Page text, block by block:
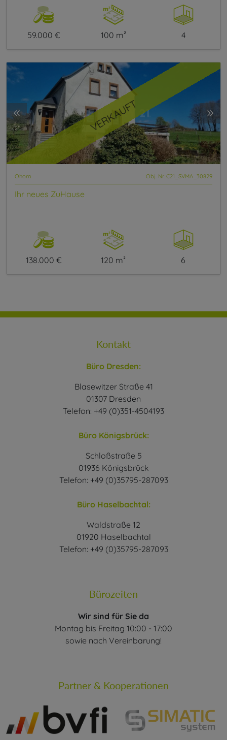
59.000 € 100 m² 4
VERKAUFT
Ohorn Obj. Nr. C21_SVMA_30829
Ihr neues ZuHause
138.000 € 120 m² 6
Kontakt
Büro Dresden:
Blasewitzer Straße 41
01307 Dresden
Telefon: +49 (0)351-4504193
Büro Königsbrück:
Schloßstraße 5
01936 Königsbrück
Telefon: +49 (0)35795-287093
Büro Haselbachtal:
Waldstraße 12
01920 Haselbachtal
Telefon: +49 (0)35795-287093
Bürozeiten
Wir sind für Sie da
Montag bis Freitag 10:00 - 17:00
sowie nach Vereinbarung!
Partner & Kooperationen